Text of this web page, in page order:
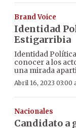
Brand Voice
Identidad
Estigarribia
Identidad
conocer a los
una mirada
Abril 16, 2023 03:00
Nacionales
Candidato a